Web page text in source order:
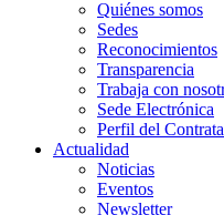
Quiénes somos
Sedes
Reconocimientos
Transparencia
Trabaja con
Sede Electrónica
Perfil del
Actualidad
Noticias
Eventos
Newsletter